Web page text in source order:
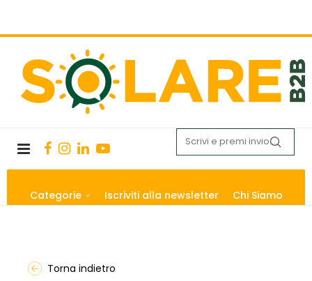
Categorie Iscriviti alla newsletter Chi Siamo
Torna indietro